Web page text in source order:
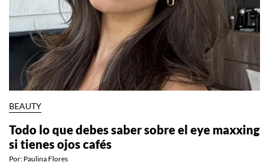
BEAUTY
Todo lo que debes saber sobre el eye maxxing
si tienes ojos cafés
Por: Paulina Flores